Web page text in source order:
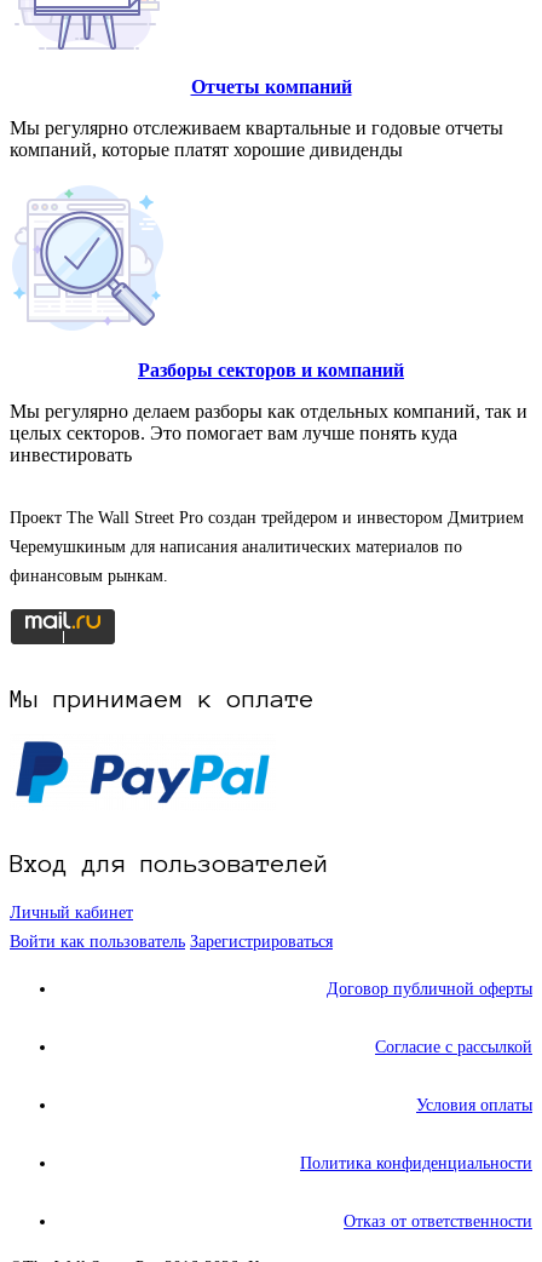
Отчеты компаний
Мы регулярно отслеживаем квартальные и годовые отчеты
компаний, которые платят хорошие дивиденды
Разборы секторов и компаний
Мы регулярно делаем разборы как отдельных компаний, так и
целых секторов. Это помогает вам лучше понять куда
инвестировать
Проект The Wall Street Pro создан трейдером и инвестором Дмитрием
Черемушкиным для написания аналитических материалов по
финансовым рынкам.
Мы принимаем к оплате
Вход для пользователей
Личный кабинет
Войти как пользователь Зарегистрироваться
Договор публичной оферты
Согласие с рассылкой
Условия оплаты
Политика конфиденциальности
Отказ от ответственности